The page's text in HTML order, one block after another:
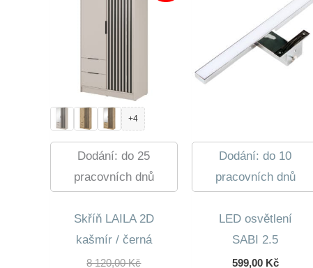
+4
Dodání: do 25
pracovních dnů
Skříň LAILA 2D
kašmír / černá
8 120,00KčPůvodní
Dodání: do 10
pracovních dnů
LED osvětlení
SABI 2.5
599,00 Kč